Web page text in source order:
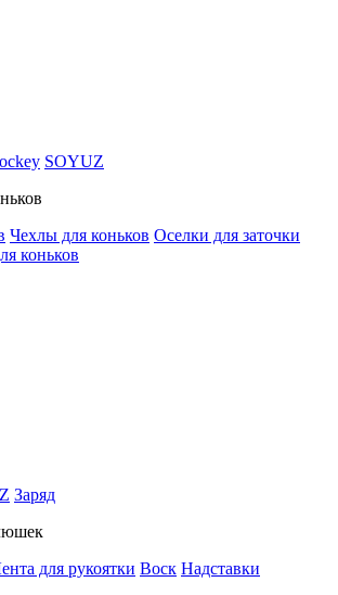
SOYUZ
Чехлы для коньков Оселки для заточки
коньков
Заряд
для рукоятки Воск Надставки